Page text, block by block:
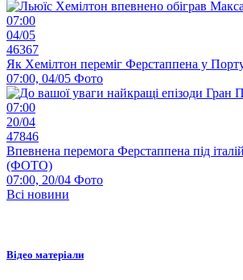
07:00
04/05
46367
Як Хемілтон переміг Ферстаппена у
07:00, 04/05 Фото
07:00
20/04
47846
Впевнена перемога Ферстаппена під
(ФОТО)
07:00, 20/04 Фото
Всі новини
Відео матеріали